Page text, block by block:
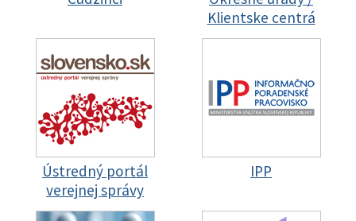
Klientske centrá
Ústredný portál
verejnej správy
IPP